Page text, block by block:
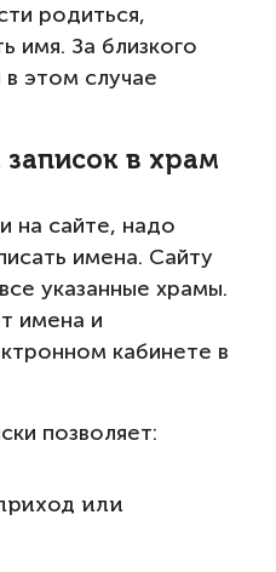
родиться,
имя. За близкого
в этом случае
в храм
на сайте, надо
имена. Сайту
указанные храмы.
имена и
кабинете в
позволяет:
или